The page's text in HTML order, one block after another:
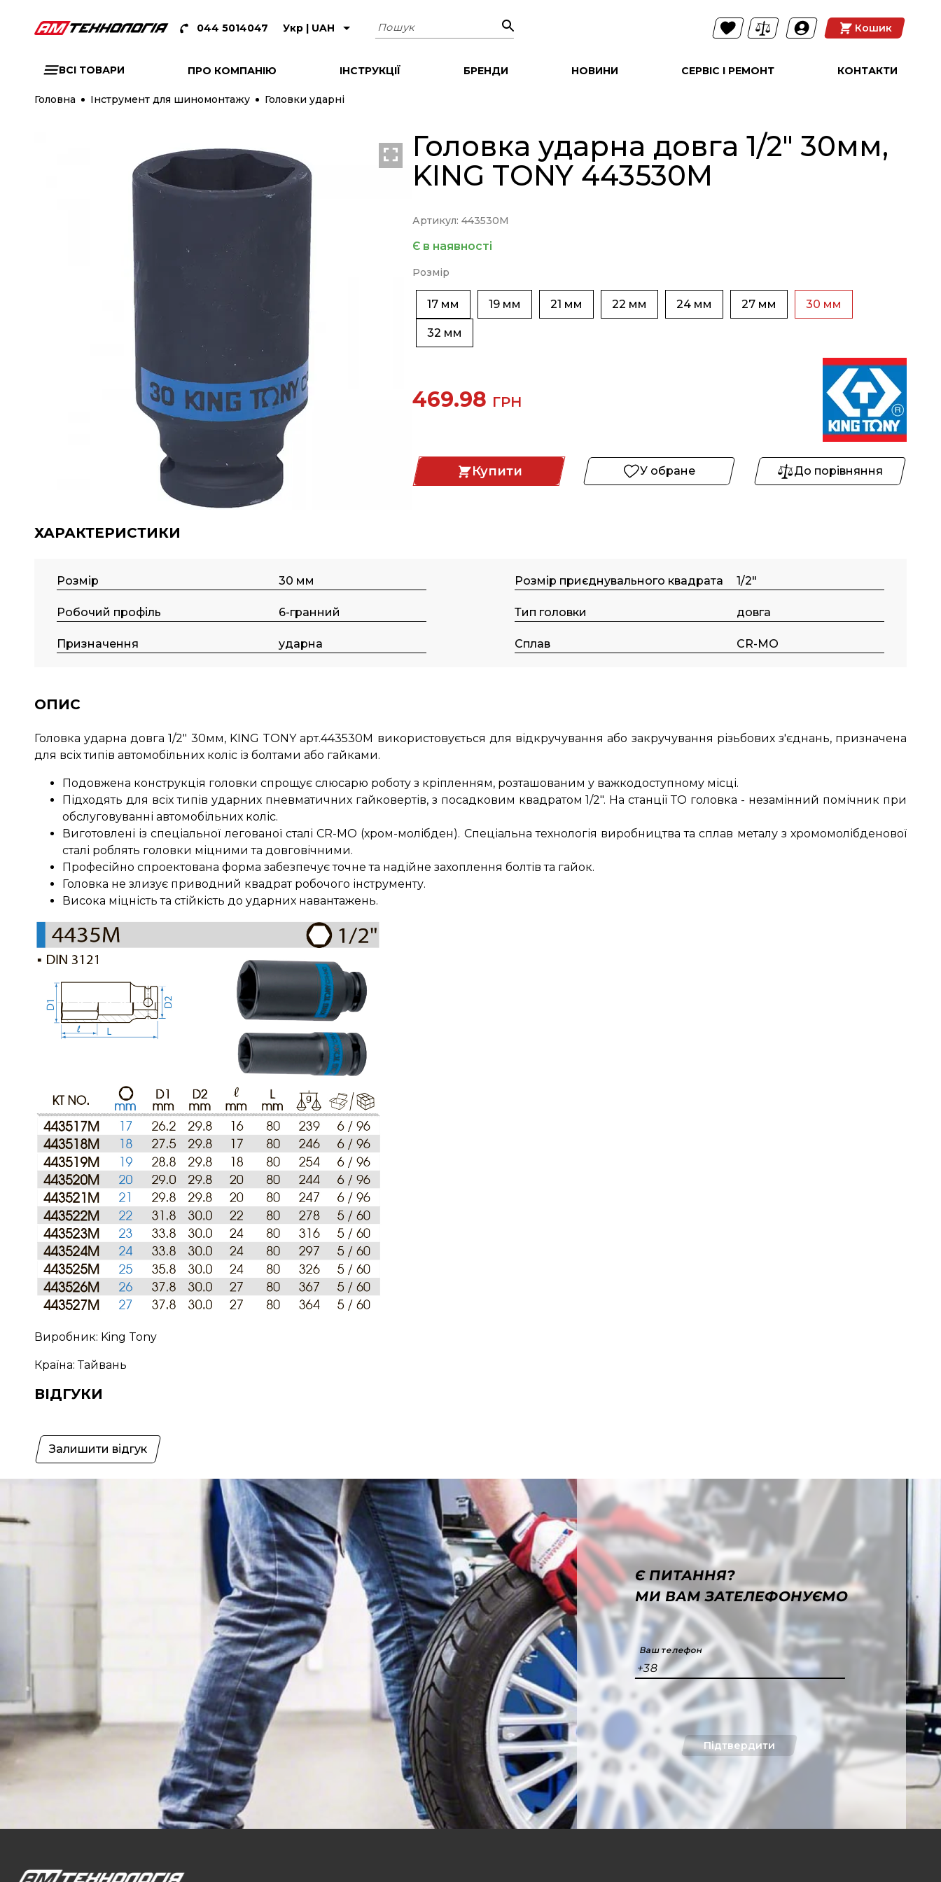
044 5014047 Укр | UAH Пошук Кошик
ВСІ ТОВАРИ ПРО КОМПАНІЮ ІНСТРУКЦІЇ БРЕНДИ НОВИНИ СЕРВІС І РЕМОНТ КОНТАКТИ
Головна Інструмент для шиномонтажу Головки ударні
Головка ударна довга 1/2" 30мм,
KING TONY 443530M
Артикул: 443530М
Є в наявності
Розмір
17 мм 19 мм 21 мм 22 мм 24 мм 27 мм 30 мм
32 мм
469.98 ГРН
Купити У обране До порівняння
ХАРАКТЕРИСТИКИ
Розмір 30 мм Розмір приєднувального квадрата 1/2"
Робочий профіль 6-гранний Тип головки довга
Призначення ударна Сплав CR-MO
ОПИС
Головка ударна довга 1/2" 30мм, KING TONY арт.443530M використовується для відкручування або закручування різьбових з'єднань, призначена
для всіх типів автомобільних коліс із болтами або гайками.
Подовжена конструкція головки спрощує слюсарю роботу з кріпленням, розташованим у важкодоступному місці.
Підходять для всіх типів ударних пневматичних гайковертів, з посадковим квадратом 1/2". На станції ТО головка - незамінний помічник при
обслуговуванні автомобільних коліс.
Виготовлені із спеціальної легованої сталі CR-MO (хром-молібден). Спеціальна технологія виробництва та сплав металу з хромомолібденової
сталі роблять головки міцними та довговічними.
Професійно спроектована форма забезпечує точне та надійне захоплення болтів та гайок.
Головка не злизує приводний квадрат робочого інструменту.
Висока міцність та стійкість до ударних навантажень.
Виробник: King Tony
Країна: Тайвань
ВІДГУКИ
Залишити відгук
Є ПИТАННЯ?
МИ ВАМ ЗАТЕЛЕФОНУЄМО
Ваш телефон
+38
Підтвердити